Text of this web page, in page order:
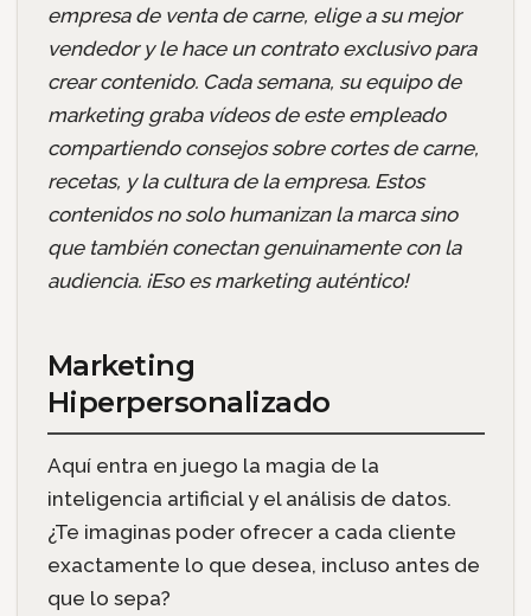
empresa de venta de carne, elige a su mejor
vendedor y le hace un contrato exclusivo para
crear contenido. Cada semana, su equipo de
marketing graba vídeos de este empleado
compartiendo consejos sobre cortes de carne,
recetas, y la cultura de la empresa. Estos
contenidos no solo humanizan la marca sino
que también conectan genuinamente con la
audiencia. ¡Eso es marketing auténtico!
Marketing
Hiperpersonalizado
Aquí entra en juego la magia de la
inteligencia artificial y el análisis de datos.
¿Te imaginas poder ofrecer a cada cliente
exactamente lo que desea, incluso antes de
que lo sepa?